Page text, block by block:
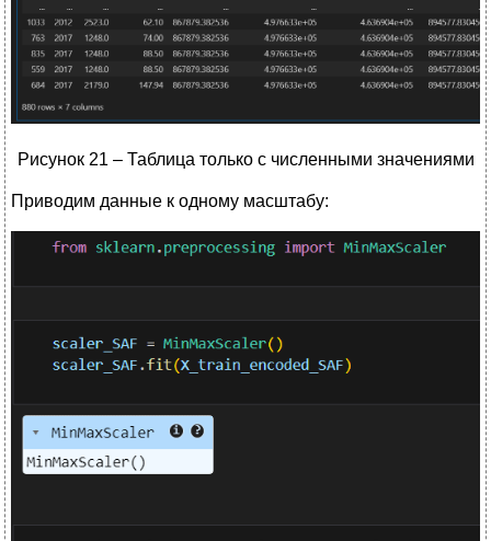
Рисунок 21 – Таблица только с численными значениями
Приводим данные к одному масштабу: